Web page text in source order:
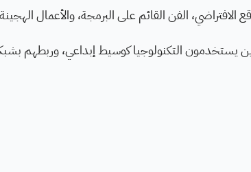
الافتراضي، الفن القائم على البرمجة، والأعمال
يستخدمون التكنولوجيا كوسيط إبداعي، وربطهم